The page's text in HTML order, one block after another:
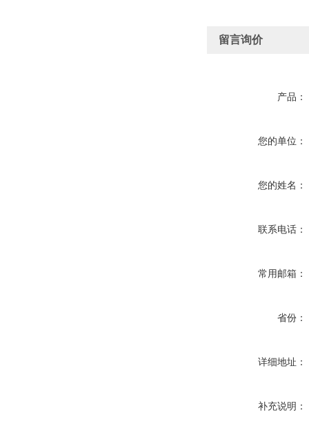
留言询价
产品：
您的单位：
您的姓名：
联系电话：
常用邮箱：
省份：
详细地址：
补充说明：